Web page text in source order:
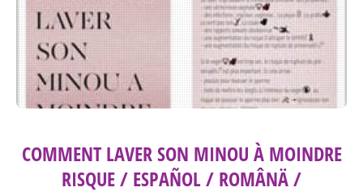
COMMENT LAVER SON MINOU À MOINDRE
RISQUE / ESPAÑOL / ROMÂNÄ /